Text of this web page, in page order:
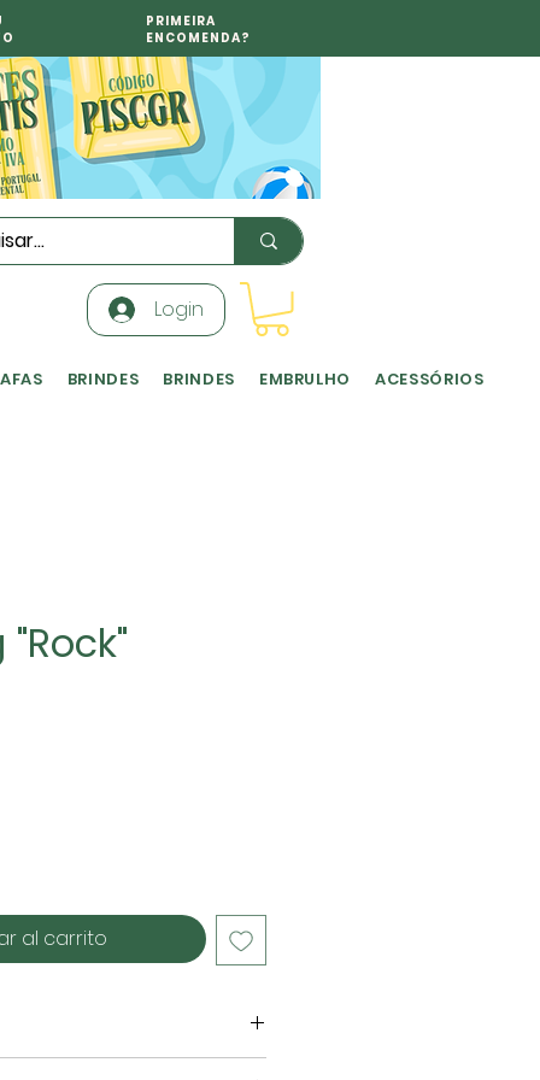
PRIMEIRA
ENCOMENDA?
Login
BRINDES BRINDES EMBRULHO ACESSÓRIOS
al carrito